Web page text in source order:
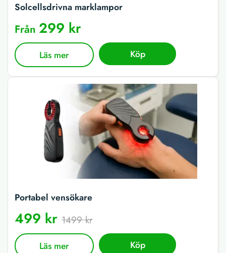
Solcellsdrivna marklampor
Från 299 kr
Läs mer Köp
Portabel vensökare
499 kr 1499 kr
Läs mer Köp